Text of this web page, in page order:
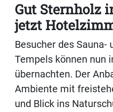
Gut Sternholz
jetzt
Besucher des Sauna-
Tempels können nun
übernachten. Der
Ambiente mit
und Blick ins